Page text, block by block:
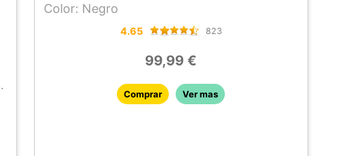
Color: Negro
4.65 823
99,99 €
Comprar Ver mas